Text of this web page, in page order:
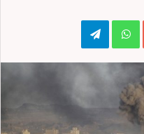
Google+
WhatsApp
Telegram